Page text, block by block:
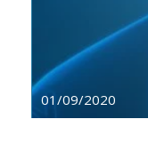
01/09/2020